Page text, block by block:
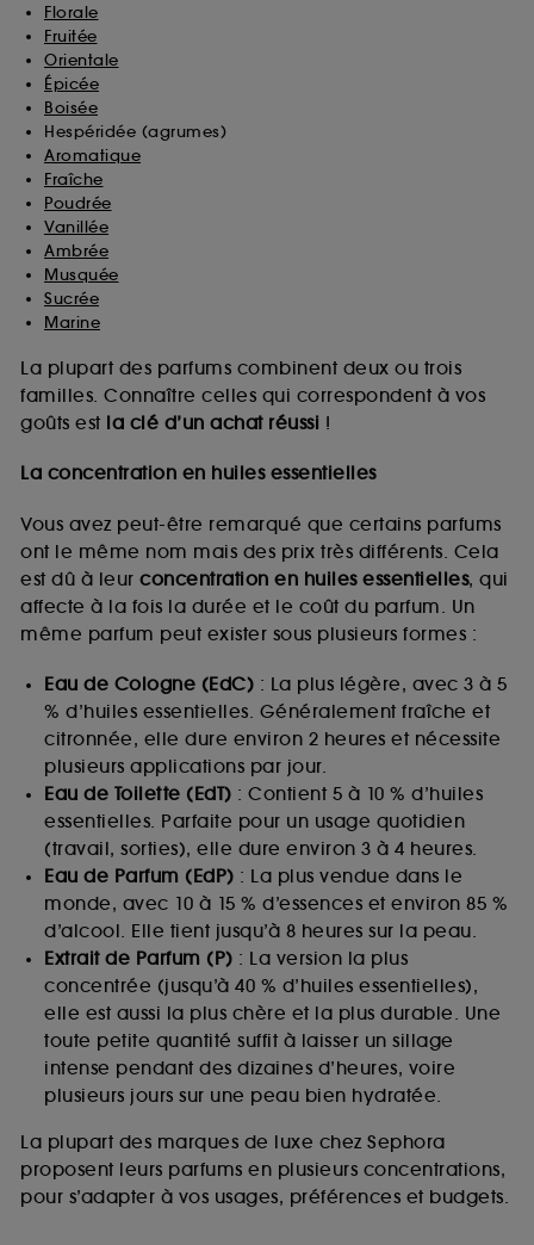
Florale
Fruitée
Orientale
Épicée
Boisée
Hespéridée (agrumes)
Aromatique
Fraîche
Poudrée
Vanillée
Ambrée
Musquée
Sucrée
Marine
La plupart des parfums combinent deux ou trois
familles. Connaître celles qui correspondent à vos
goûts est la clé d’un achat réussi !
La concentration en huiles essentielles
Vous avez peut-être remarqué que certains parfums
ont le même nom mais des prix très différents. Cela
est dû à leur concentration en huiles essentielles, qui
affecte à la fois la durée et le coût du parfum. Un
même parfum peut exister sous plusieurs formes :
Eau de Cologne (EdC) : La plus légère, avec 3 à 5
% d’huiles essentielles. Généralement fraîche et
citronnée, elle dure environ 2 heures et nécessite
plusieurs applications par jour.
Eau de Toilette (EdT) : Contient 5 à 10 % d’huiles
essentielles. Parfaite pour un usage quotidien
(travail, sorties), elle dure environ 3 à 4 heures.
Eau de Parfum (EdP) : La plus vendue dans le
monde, avec 10 à 15 % d’essences et environ 85 %
d’alcool. Elle tient jusqu’à 8 heures sur la peau.
Extrait de Parfum (P) : La version la plus
concentrée (jusqu’à 40 % d’huiles essentielles),
elle est aussi la plus chère et la plus durable. Une
toute petite quantité suffit à laisser un sillage
intense pendant des dizaines d’heures, voire
plusieurs jours sur une peau bien hydratée.
La plupart des marques de luxe chez Sephora
proposent leurs parfums en plusieurs concentrations,
pour s’adapter à vos usages, préférences et budgets.